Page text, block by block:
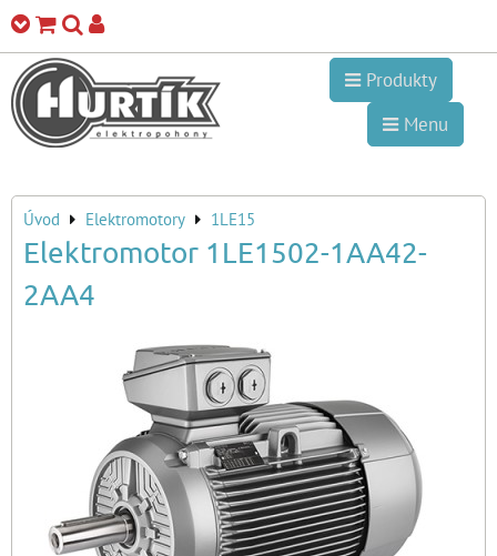
Produkty
Menu
Úvod Elektromotory 1LE15
Elektromotor 1LE1502-1AA42-
2AA4